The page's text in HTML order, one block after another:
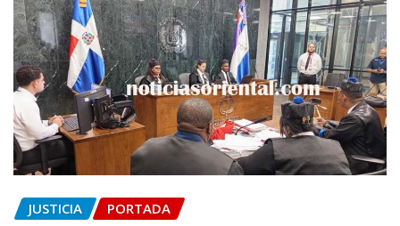
JUSTICIA PORTADA